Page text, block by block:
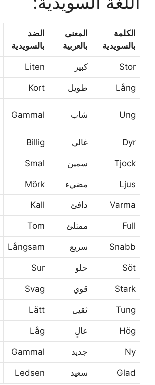
الكلمة
بالسويدية
المعنى
بالعربية
الضد
بالسويدية
Stor كبير Liten
Lång طويل Kort
Ung شاب Gammal
Dyr غالي Billig
Tjock سمين Smal
Ljus مضيء Mörk
Varma دافئ Kall
Full ممتلئ Tom
Snabb سريع Långsam
Söt حلو Sur
Stark قوي Svag
Tung ثقيل Lätt
Hög عالٍ Låg
Ny جديد Gammal
Glad سعيد Ledsen